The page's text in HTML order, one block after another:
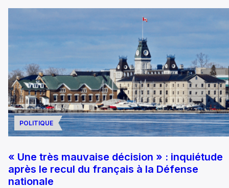
POLITIQUE
« Une très mauvaise décision » : inquiétude
après le recul du français à la Défense
nationale